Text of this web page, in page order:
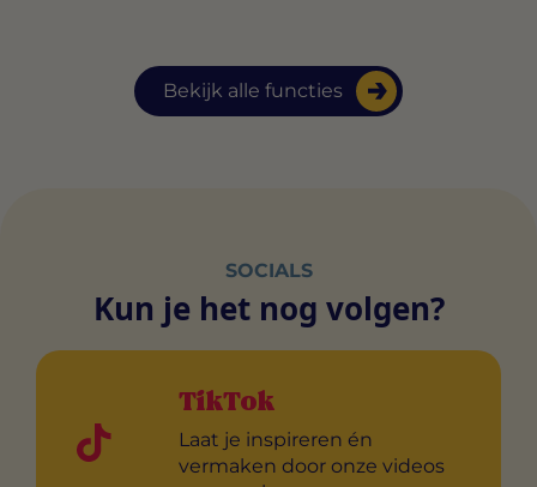
Bekijk alle functies
SOCIALS
Kun je het nog volgen?
TikTok
Laat je inspireren én
vermaken door onze videos